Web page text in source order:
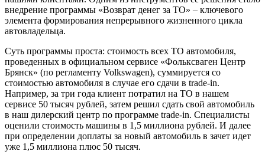
внедрение программы «Возврат денег за ТО» – клю­чевого
элемента формирования непрерыв­ного жизненного цикла
автовладельца.
Суть программы проста: стоимость всех ТО автомобиля,
проведенных в официаль­ном сервисе «Фольксваген Центр
Брянск» (по регламенту Volkswagen), суммируется со
стоимостью автомобиля в случае его сдачи в trade-in.
Например, за три года клиент потратил на ТО в нашем
сервисе 50 тысяч рублей, затем решил сдать свой автомобиль
в наш дилерский центр по про­грамме trade-in. Специалисты
оценили стоимость машины в 1,5 миллиона рублей. И далее
при определении доплаты за новый автомобиль в зачет идет
уже 1,5 миллиона плюс 50 тысяч.